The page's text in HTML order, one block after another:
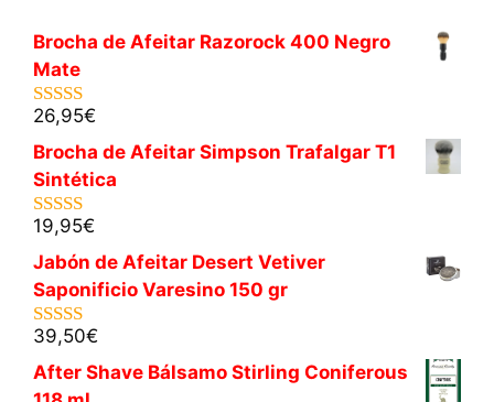
Brocha de Afeitar Razorock 400 Negro
Mate
5.00de 5
26,95€
Brocha de Afeitar Simpson Trafalgar T1
Sintética
5.00de 5
19,95€
Jabón de Afeitar Desert Vetiver
Saponificio Varesino 150 gr
5.00de 5
39,50€
After Shave Bálsamo Stirling Coniferous